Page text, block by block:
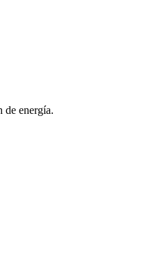
de energía.